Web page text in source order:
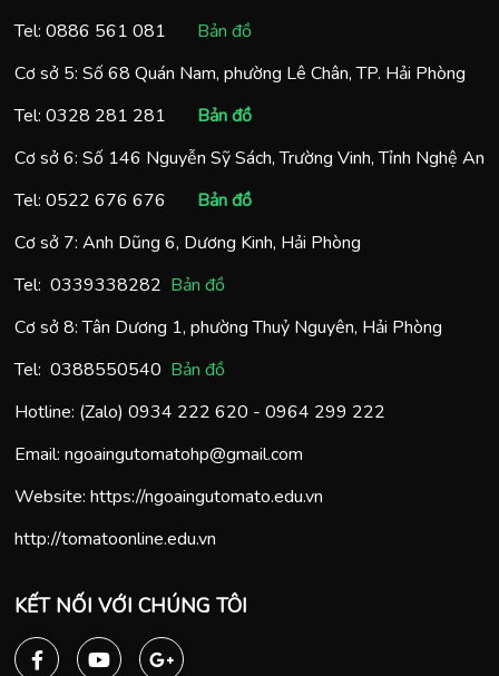
Tel: 0886 561 081
Bản đồ
Cơ sở 5: Số 68 Quán Nam, phường Lê Chân, TP. Hải Phòng
Tel: 0328 281 281
Bản đồ
Cơ sở 6: Số 146 Nguyễn Sỹ Sách, Trường Vinh, Tỉnh Nghệ An
Tel: 0522 676 676
Bản đồ
Cơ sở 7: Anh Dũng 6, Dương Kinh, Hải Phòng
Tel: 0339338282 Bản đồ
Cơ sở 8: Tân Dương 1, phường Thuỷ Nguyên, Hải Phòng
Tel: 0388550540 Bản đồ
Hotline: (Zalo) 0934 222 620 - 0964 299 222
Email: ngoaingutomatohp@gmail.com
Website: https://ngoaingutomato.edu.vn
http://tomatoonline.edu.vn
KẾT NỐI VỚI CHÚNG TÔI